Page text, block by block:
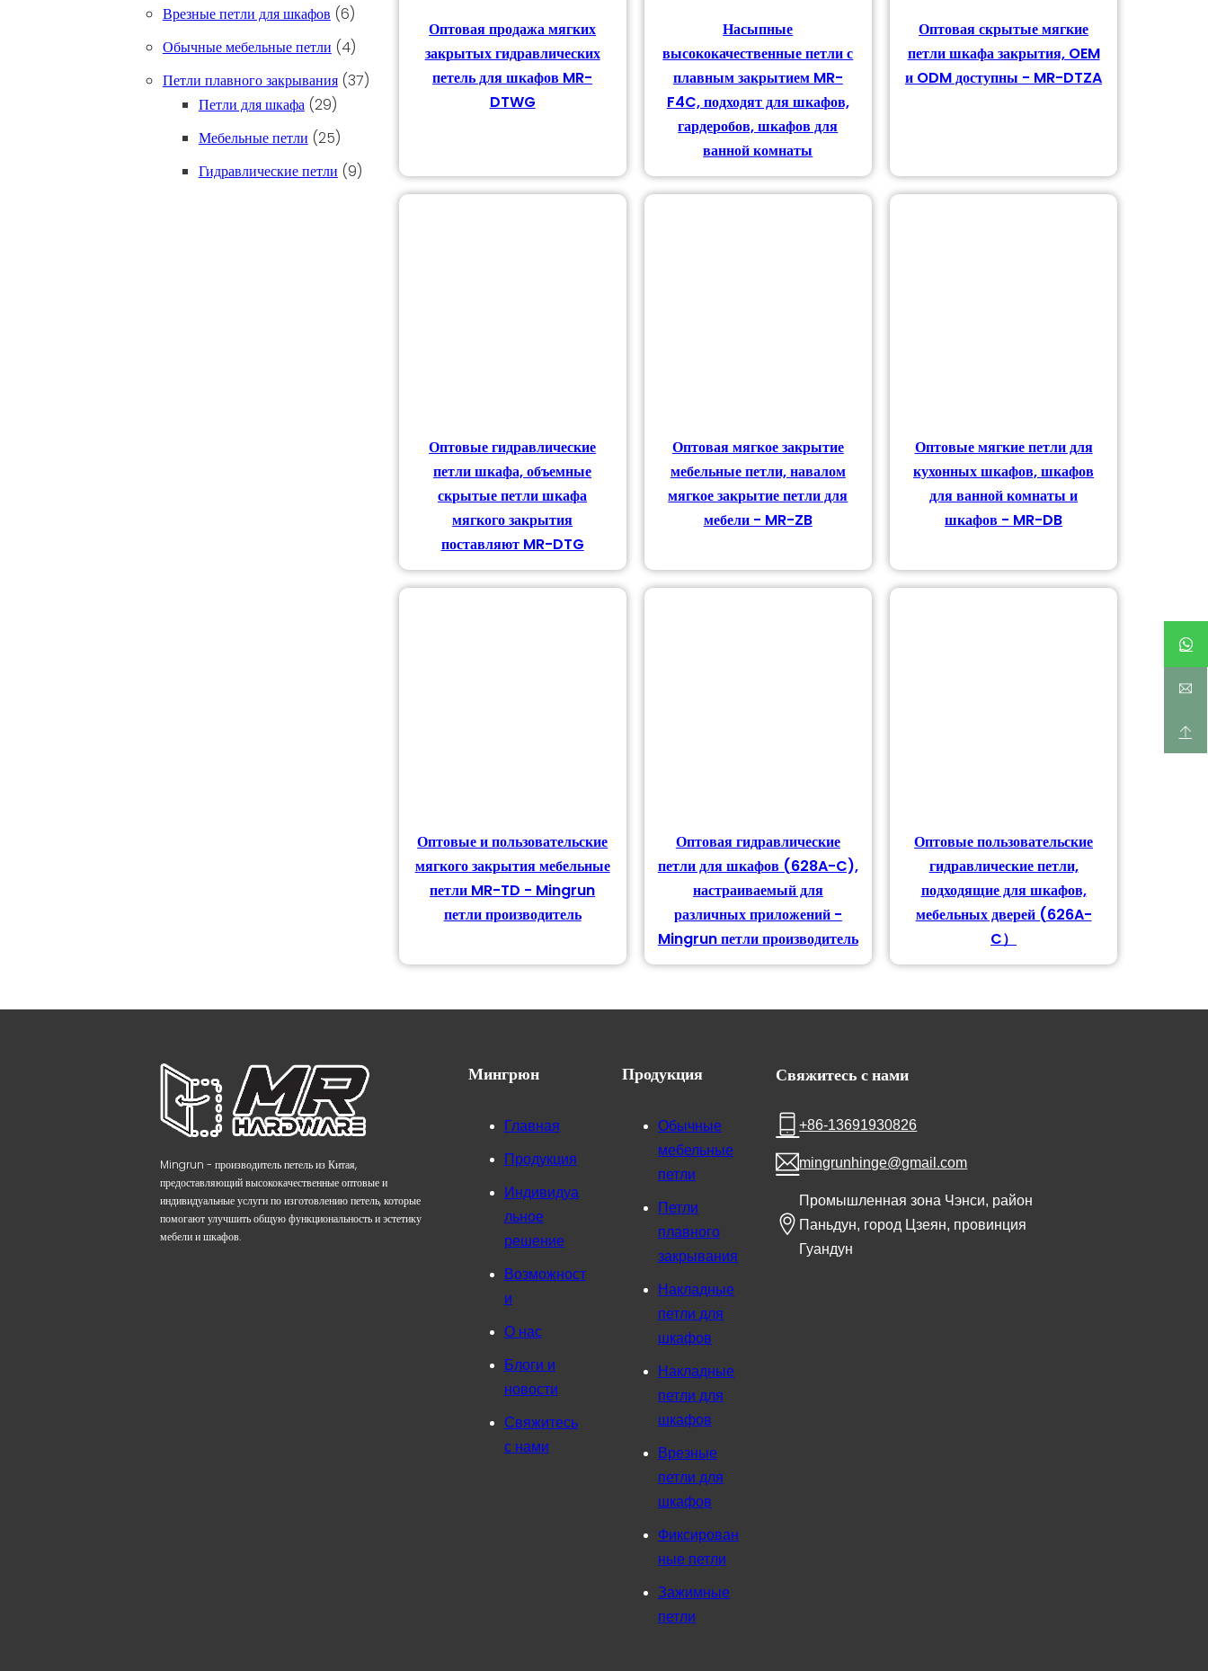
Врезные петли для шкафов 66 товаров
Обычные мебельные петли 44 товара
Петли плавного закрывания 3737 товаров
Петли для шкафа 2929 товаров
Мебельные петли 2525 товаров
Гидравлические петли 99 товаров
Оптовая продажа мягких
закрытых гидравлических
петель для шкафов MR-
DTWG
Насыпные
высококачественные петли с
плавным закрытием MR-
F4C, подходят для шкафов,
гардеробов, шкафов для
ванной комнаты
Оптовая скрытые мягкие
петли шкафа закрытия, OEM
и ODM доступны - MR-DTZA
Оптовые гидравлические
петли шкафа, объемные
скрытые петли шкафа
мягкого закрытия
поставляют MR-DTG
Оптовая мягкое закрытие
мебельные петли, навалом
мягкое закрытие петли для
мебели - MR-ZB
Оптовые мягкие петли для
кухонных шкафов, шкафов
для ванной комнаты и
шкафов - MR-DB
Оптовые и пользовательские
мягкого закрытия мебельные
петли MR-TD - Mingrun
петли производитель
Оптовая гидравлические
петли для шкафов (628A-C),
настраиваемый для
различных приложений -
Mingrun петли производитель
Оптовые пользовательские
гидравлические петли,
подходящие для шкафов,
мебельных дверей (626A-
C）
Mingrun - производитель петель из Китая,
предоставляющий высококачественные оптовые и
индивидуальные услуги по изготовлению петель, которые
помогают улучшить общую функциональность и эстетику
мебели и шкафов.
Мингрюн
Главная
Продукция
Индивидуа
льное
решение
Возможност
и
О нас
Блоги и
новости
Свяжитесь
с нами
Продукция
Обычные
мебельные
петли
Петли
плавного
закрывания
Накладные
петли для
шкафов
Накладные
петли для
шкафов
Врезные
петли для
шкафов
Фиксирован
ные петли
Зажимные
петли
Свяжитесь с нами
+86-13691930826
mingrunhinge@gmail.com
Промышленная зона Чэнси, район
Паньдун, город Цзеян, провинция
Гуандун